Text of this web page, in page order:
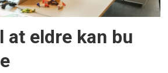
at eldre kan bu